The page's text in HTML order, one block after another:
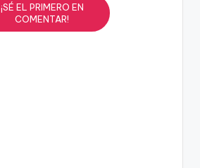
¡SÉ EL PRIMERO EN
COMENTAR!